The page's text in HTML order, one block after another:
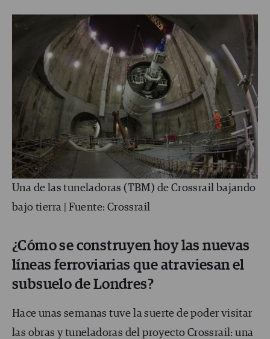
Una de las tuneladoras (TBM) de Crossrail bajando
bajo tierra | Fuente: Crossrail
¿Cómo se construyen hoy las nuevas
líneas ferroviarias que atraviesan el
subsuelo de Londres?
Hace unas semanas tuve la suerte de poder visitar
las obras y tuneladoras del proyecto Crossrail: una